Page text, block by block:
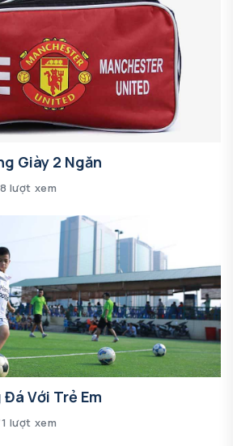
Giày 2 Ngăn
lượt xem
Với Trẻ Em
lượt xem